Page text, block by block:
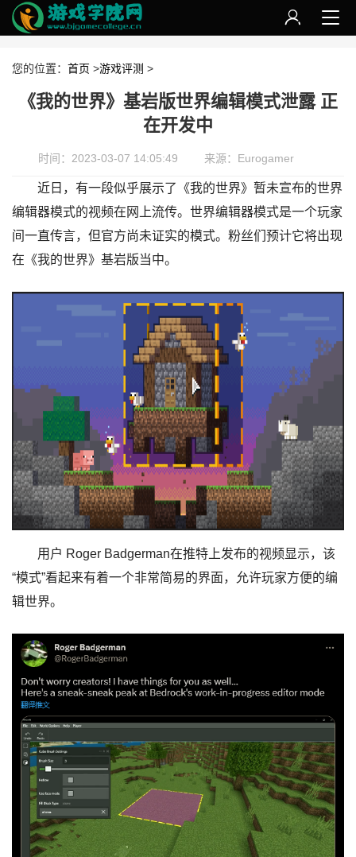
您的位置： 首页 >游戏评测 >
《我的世界》基岩版世界编辑模式泄露 正
在开发中
时间：2023-03-07 14:05:49 来源：Eurogamer
近日，有一段似乎展示了《我的世界》暂未宣布的世界
编辑器模式的视频在网上流传。世界编辑器模式是一个玩家
间一直传言，但官方尚未证实的模式。粉丝们预计它将出现
在《我的世界》基岩版当中。
用户 Roger Badgerman在推特上发布的视频显示，该
“模式”看起来有着一个非常简易的界面，允许玩家方便的编
辑世界。